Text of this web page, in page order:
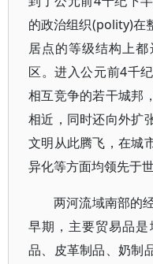
的政治组织(polity)在
居点的等级结构上
区。进入公元前4千
相互竞争的若干城邦
相近，同时还向外扩
文明从此腾飞，在城
异化等方面均领先于世
两河流域南部的
早期，主要贸易品
品、皮革制品、奶制